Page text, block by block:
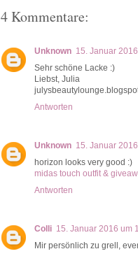
4 Kommentare:
Unknown 15. Januar
Sehr schöne Lacke :)
Liebst, Julia
Antworten
Unknown 15. Januar
horizon looks very good :)
midas touch outfit &
Antworten
Colli 15. Januar 2016 um
Mir persönlich zu grell,